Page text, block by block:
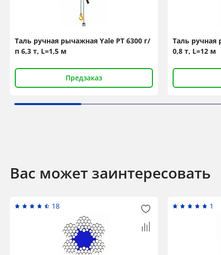
Таль ручная рычажная Yale PT 6300 г/
п 6,3 т, L=1,5 м
Предзаказ
Таль ручная
0,8 т, L=12 м
Вас может заинтересовать
18 1